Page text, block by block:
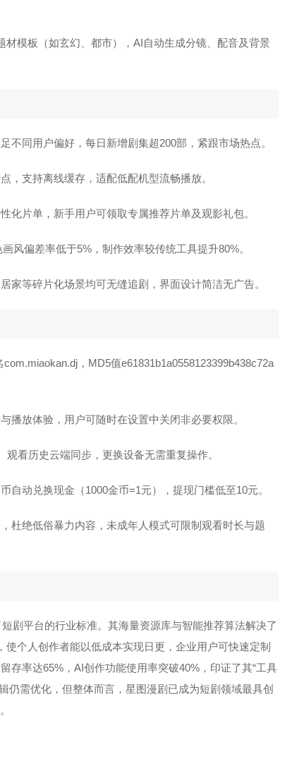
材模板（如玄幻、都市），AI自动生成分镜、配音及背景
不同用户偏好，每日新增剧集超200部，紧跟市场热点。
，支持离线缓存，适配低配机型流畅播放。
化片单，新手用户可领取专属推荐片单及观影礼包。
风偏差率低于5%，制作效率较传统工具提升80%。
家等碎片化场景均可无缝追剧，界面设计简洁无广告。
，MD5值e61831b1a0558123399b438c72a
播放体验，用户可随时在设置中关闭非必要权限。
看历史云端同步，更换设备无需重复操作。
动兑换现金（1000金币=1元），提现门槛低至10元。
杜绝低俗暴力内容，未成年人模式可限制观看时长与题
剧平台的行业标准。其海量资源库与智能推荐算法解决了
个人创作者能以低成本实现日更，企业用户可快速定制
存率达65%，AI创作功能使用率突破40%，印证了其“工具
仍需优化，但整体而言，星图漫剧已成为短剧领域最具创